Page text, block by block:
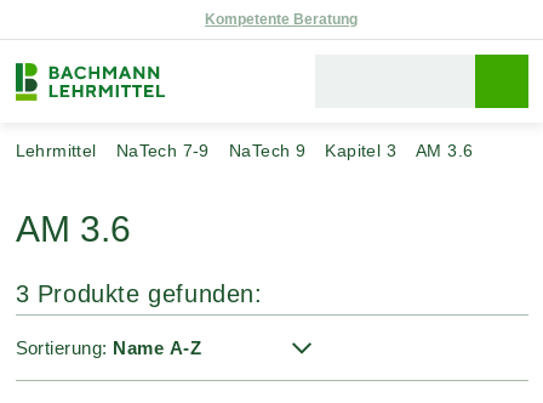
Reparaturservice
Lehrmittel NaTech 7-9 NaTech 9 Kapitel 3 AM 3.6
AM 3.6
3 Produkte gefunden:
Sortierung: